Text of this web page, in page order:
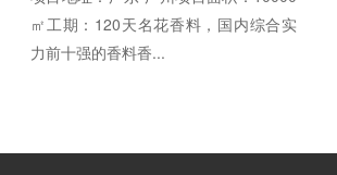
㎡工期：120天名花香料，国内综合实
力前十强的香料香...